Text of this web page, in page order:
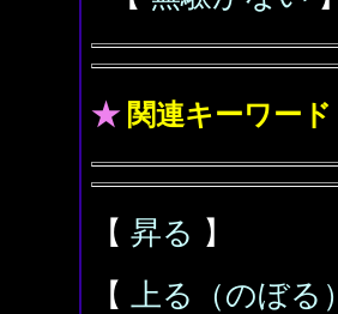
★ 関連キーワード
【 昇る 】
【 上る（のぼる）